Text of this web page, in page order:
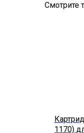
Смотрите
1170)